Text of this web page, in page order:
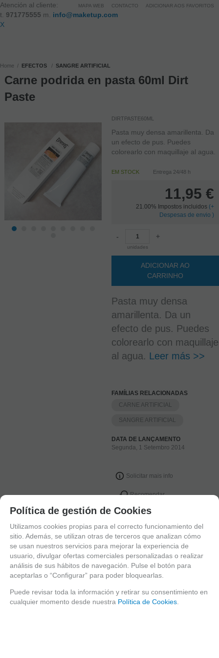
Atención al cliente:
t. 971775555 m.
info@maketup.com
X
MAPA WEB CONTACTO ADICIONAR AOS FAVORITOS
Home EFECTOS SANGRE ARTIFICIAL
Carne podrida en pasta 60ml Dirt
Paste
DIRTPASTE60ML
Pasta muy densa amarillenta. Da
un efecto de pus. Puedes
colorearlo con maquillaje al agua.
EM STOCK Entrega 24/48 h
11,95 €
21.00% Impostos incluidos (+
Despesas de envio )
-
unidades
+
ADICIONAR AO
CARRINHO
Pasta muy densa
amarillenta. Da un
efecto de pus. Puedes
colorearlo con maquillaje
al agua. Leer más >>
FAMÍLIAS RELACIONADAS
CARNE ARTIFICIAL
SANGRE ARTIFICIAL
DATA DE LANÇAMENTO
Segunda, 1 Setembro 2014
Solicitar mais info
Recomendar
CATÁLOGO
PEGAMENTOS
Política de gestión de Cookies
Utilizamos cookies propias para el correcto funcionamiento del
sitio. Además, se utilizan otras de terceros que analizan cómo
se usan nuestros servicios para mejorar la experiencia de
usuario, divulgar ofertas comerciales personalizadas o realizar
análisis de sus hábitos de navegación. Pulse el botón para
aceptarlas o “Configurar” para poder bloquearlas.
Puede revisar toda la información y retirar su consentimiento en
cualquier momento desde nuestra Política de Cookies